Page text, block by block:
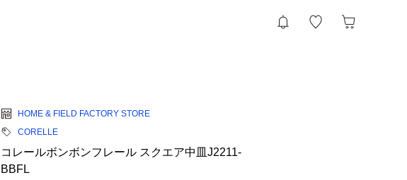
HOME & FIELD FACTORY STORE
CORELLE
コレールボンボンフレール スクエア中皿J2211-
BBFL